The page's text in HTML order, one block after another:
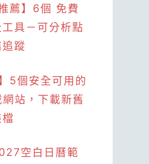
薦】6個 免費
具－可分析點
蹤
5個安全可用的
站，下載新舊
空白日曆範